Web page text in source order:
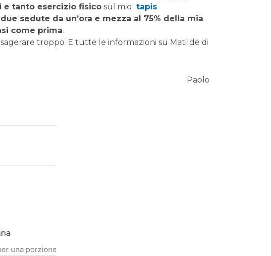
e tanto esercizio fisico sul mio tapis
due sedute da un’ora e mezza al 75% della mia
come prima.
troppo. E tutte le informazioni su Matilde di
Paolo
una porzione)